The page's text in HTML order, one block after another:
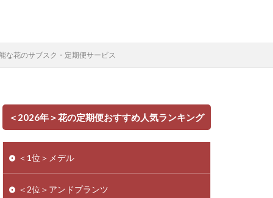
な花のサブスク・定期便サービス
＜2026年＞花の定期便おすすめ人気ランキング
＜1位＞メデル
＜2位＞アンドプランツ